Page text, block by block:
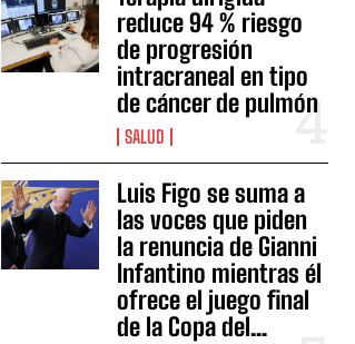
reduce 94 % riesgo
de progresión
intracraneal en tipo
de cáncer de pulmón
SALUD
Luis Figo se suma a
las voces que piden
la renuncia de Gianni
Infantino mientras él
ofrece el juego final
de la Copa del...